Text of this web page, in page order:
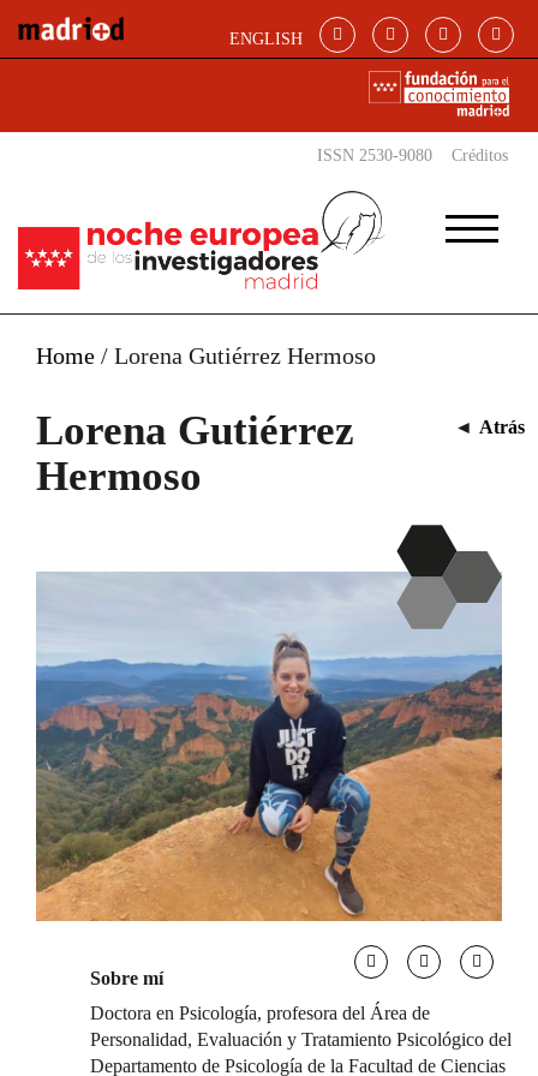
ENGLISH
ISSN 2530-9080 Créditos
Home / Lorena Gutiérrez Hermoso
Lorena Gutiérrez
Hermoso
◄ Atrás
Sobre mí
Doctora en Psicología, profesora del Área de
Personalidad, Evaluación y Tratamiento Psicológico del
Departamento de Psicología de la Facultad de Ciencias